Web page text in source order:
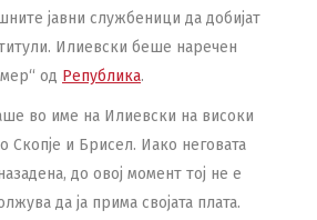
јавни службеници да добијат
Илиевски беше наречен
од Република.
во име на Илиевски на високи
Скопје и Брисел. Иако неговата
до овој момент тој не е
да ја прима својата плата.